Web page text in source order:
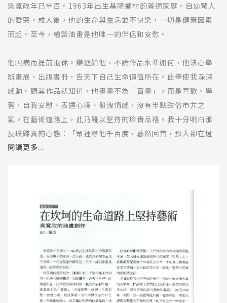
吳寬政年已半百。1963年出生基隆鄉村的普通家庭。自幼驚人
的愛哭。成人後，他的生命與生活並不快樂，一切是健康因素
而起。至今，繪製油畫是他唯一的伴侶和安慰。
他因病而提前退休。謙遜如他，不論作品水準如何，他決心舉
辦畫展、出版書冊，告天下自己生命價值所在。此舉使我深深
感動。觀其作品就知道，他畫畫不為「賣畫」，而是喜歡、學
習，自我安慰、表達心境、發洩情感，沒有半點甜俗市井之
氣。在藝術道路上，此乃難以堅持的珍貴品格。我十分明白那
反璞歸真的心態：「眾裡尋他千百度，暮然回首，那人卻在燈
火闌珊處。」顯然理想的自我已離他遠去，現實的自我還要找
社會的藝術價值觀，早已被混沌的商場搬得混亂不清，眾人目
光總落在被炒作的畫家「明星」上。真藝術要歷經幾十年甚至
上百年，才能登上藝術金字塔的頂端，此乃自然亦必然。故
此，堅持乃是藝術家的試金石。
吳寬政是我十五年前的學生，他於1991從師大美術系畢業，作
品塗了厚厚的凡尼斯油，過度的塗抹亮光油。至今可能作品已
變色和龜裂。1987至1998 年十年間，我一直覺得他具備一種
閱讀更多...